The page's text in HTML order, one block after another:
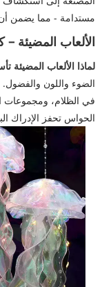
مستدامة - مما يضمن أن
الألعاب المضيئة
لماذا الألعاب المضيئة
الضوء واللون والفضول.
الحواس تحفز الإدراك